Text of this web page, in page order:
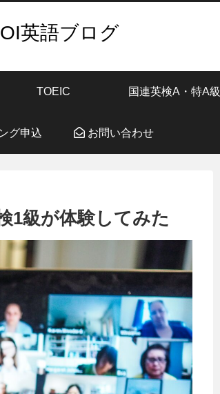
英語ブログ
TOEIC 国連英検A・特A級
グ申込 お問い合わせ
1級が体験してみた